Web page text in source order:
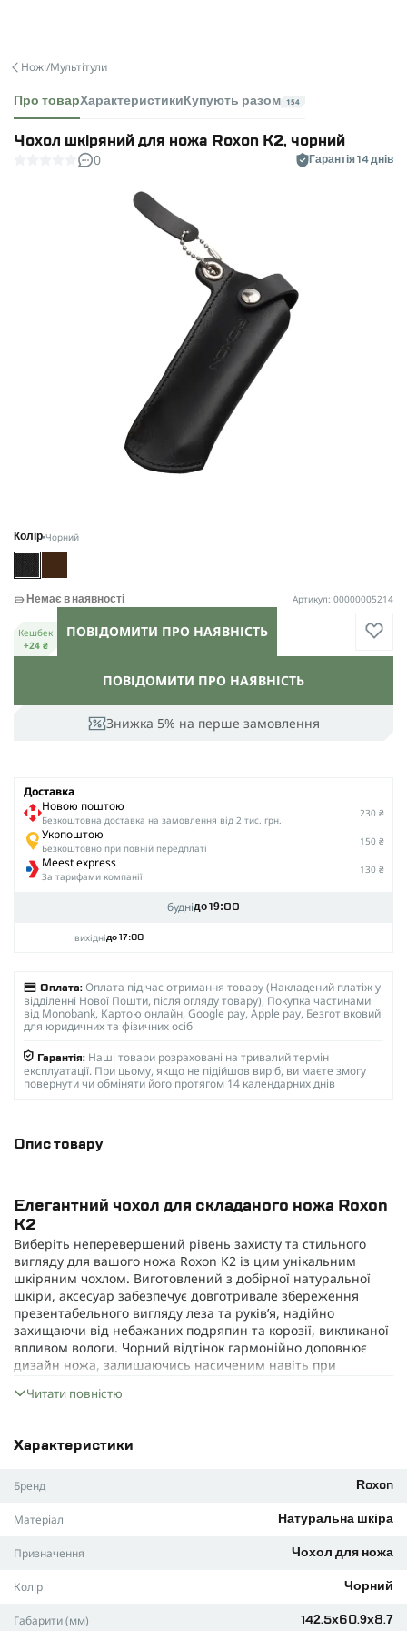
Ножі/Мультітули
Про товарХарактеристики Купують разом 154
Чохол шкіряний для ножа Roxon К2, чорний
0 Гарантія 14 днів
Колір Чорний
Знижка 5% на перше замовлення
ПОВІДОМИТИ ПРО НАЯВНІСТЬ
Немає в наявності Артикул: 00000005214
Кешбек
+24 ₴
ПОВІДОМИТИ ПРО НАЯВНІСТЬ
Доставка
Новою поштою
Безкоштовна доставка на замовлення від 2 тис. грн.
230 ₴
Укрпоштою
Безкоштовно при повній передплаті
150 ₴
Meest express
За тарифами компанії
130 ₴
буднідо 19:00
вихіднідо 17:00
Оплата: Оплата під час отримання товару (Накладений платіж у
відділенні Нової Пошти, після огляду товару), Покупка частинами
від Monobank, Картою онлайн, Google pay, Apple pay, Безготівковий
для юридичних та фізичних осіб
Гарантія: Наші товари розраховані на тривалий термін
експлуатації. При цьому, якщо не підійшов виріб, ви маєте змогу
повернути чи обміняти його протягом 14 календарних днів
Опис товару
Елегантний чохол для складаного ножа Roxon
K2
Виберіть неперевершений рівень захисту та стильного
вигляду для вашого ножа Roxon K2 із цим унікальним
шкіряним чохлом. Виготовлений з добірної натуральної
шкіри, аксесуар забезпечує довготривале збереження
презентабельного вигляду леза та руків’я, надійно
захищаючи від небажаних подряпин та корозії, викликаної
впливом вологи. Чорний відтінок гармонійно доповнює
дизайн ножа, залишаючись насиченим навіть при
випасти у неподходящий момент.
ідеально підходить для моделі K2 й залишає максимум
Практичний отвір у бічній частині дозволяє закріпити
темляк чи кільце з карабіном для зручного носіння на
Вага аксесуару – лише 13.4 г, що непомітно для
Читати повністю
Характеристики
Бренд Roxon
Матеріал Натуральна шкіра
Призначення Чохол для ножа
Колір Чорний
Габарити (мм) 142.5х60.9х8.7